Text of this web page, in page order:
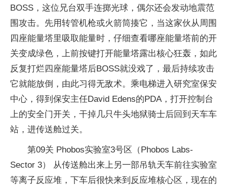
BOSS，这位兄台双手连掷光球，偶尔还会发动地震范
围攻击。先用转管机枪或火箭筒揍它，当这家伙从周围
四座能量塔里吸取能量时，仔细查看哪座能量塔前的开
关变成绿色，上前按键打开能量塔露出核心狂轰，如此
反复打烂四座能量塔后BOSS就没戏了，最后持续攻击
它就能放倒，由此习得无敌术。乘电梯进入研究室保安
中心，得到保安主任David Edens的PDA，打开控制台
上的安全门开关，干掉几只牛头地狱骑士后回到天车车
站，进传送舱过关。
第09关 Phobos实验室3号区（Phobos Labs-
Sector 3） 从传送舱出来上另一部吊轨天车前往实验室
等离子反应堆，下车后很快来到反应堆核心区，现在的